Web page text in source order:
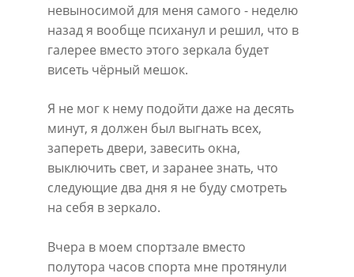
невыносимой для меня самого - неделю
назад я вообще психанул и решил, что в
галерее вместо этого зеркала будет
висеть чёрный мешок.
Я не мог к нему подойти даже на десять
минут, я должен был выгнать всех,
запереть двери, завесить окна,
выключить свет, и заранее знать, что
следующие два дня я не буду смотреть
на себя в зеркало.
Вчера в моем спортзале вместо
полутора часов спорта мне протянули